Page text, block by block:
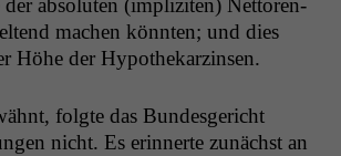
machen kön­nten; und dies
Höhe der Hypothekarzinsen.
fol­gte das Bun­des­gericht
nicht. Es erin­nerte zunächst an